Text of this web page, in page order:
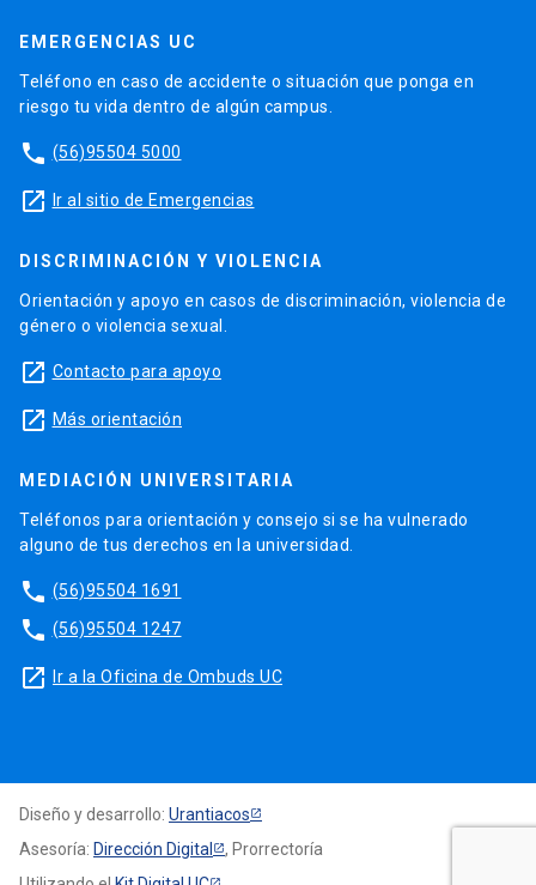
EMERGENCIAS UC
Teléfono en caso de accidente o situación que ponga en
riesgo tu vida dentro de algún campus.
phone (56)95504 5000
launch Ir al sitio de Emergencias
DISCRIMINACIÓN Y VIOLENCIA
Orientación y apoyo en casos de discriminación, violencia de
género o violencia sexual.
launch Contacto para apoyo
launch Más orientación
MEDIACIÓN UNIVERSITARIA
Teléfonos para orientación y consejo si se ha vulnerado
alguno de tus derechos en la universidad.
phone (56)95504 1691
phone (56)95504 1247
launch Ir a la Oficina de Ombuds UC
Diseño y desarrollo: Urantiacos
Asesoría: Dirección Digital
, Prorrectoría